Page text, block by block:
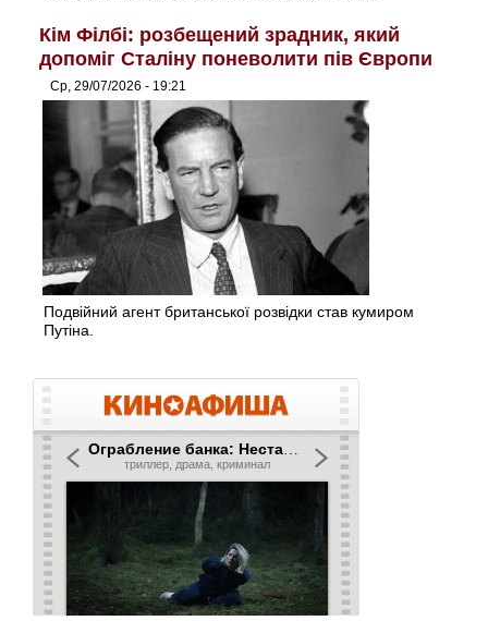
Кім Філбі: розбещений зрадник, який
допоміг Сталіну поневолити пів Європи
Ср, 29/07/2026 - 19:21
Подвійний агент британської розвідки став кумиром
Путіна.